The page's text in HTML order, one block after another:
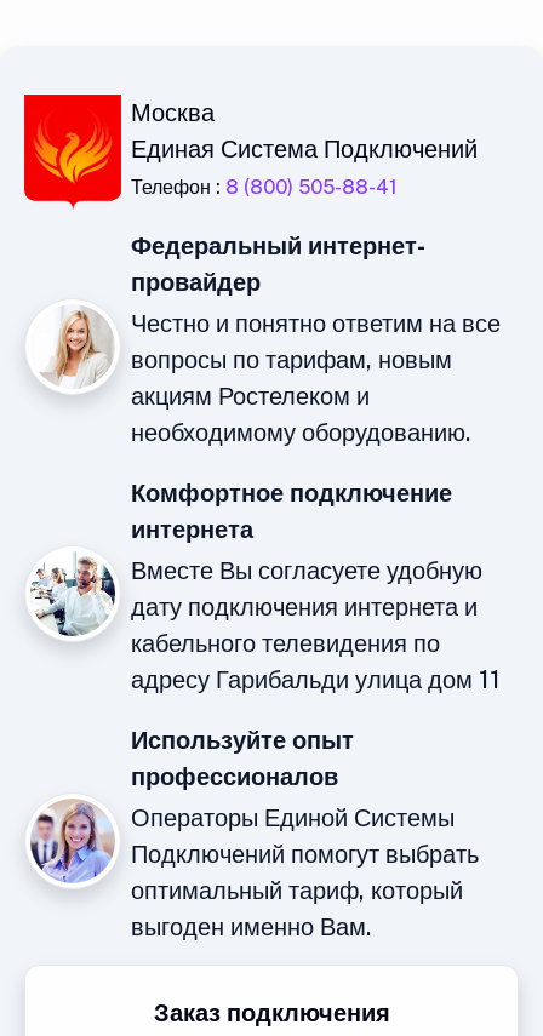
Москва
Единая Система Подключений
Телефон : 8 (800) 505-88-41
Федеральный интернет-
провайдер
Честно и понятно ответим на все
вопросы по тарифам, новым
акциям Ростелеком и
необходимому оборудованию.
Комфортное подключение
интернета
Вместе Вы согласуете удобную
дату подключения интернета и
кабельного телевидения по
адресу Гарибальди улица дом 11
Используйте опыт
профессионалов
Операторы Единой Системы
Подключений помогут выбрать
оптимальный тариф, который
выгоден именно Вам.
Заказ подключения